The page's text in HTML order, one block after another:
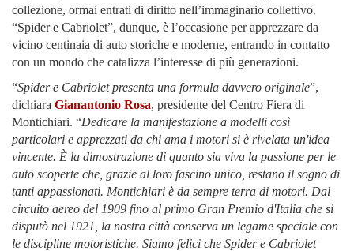
collezione, ormai entrati di diritto nell’immaginario collettivo.
“Spider e Cabriolet”, dunque, è l’occasione per apprezzare da
vicino centinaia di auto storiche e moderne, entrando in contatto
con un mondo che catalizza l’interesse di più generazioni.
“Spider e Cabriolet presenta una formula davvero originale”,
dichiara Gianantonio Rosa, presidente del Centro Fiera di
Montichiari. “Dedicare la manifestazione a modelli così
particolari e apprezzati da chi ama i motori si è rivelata un'idea
vincente. È la dimostrazione di quanto sia viva la passione per le
auto scoperte che, grazie al loro fascino unico, restano il sogno di
tanti appassionati. Montichiari è da sempre terra di motori. Dal
circuito aereo del 1909 fino al primo Gran Premio d'Italia che si
disputò nel 1921, la nostra città conserva un legame speciale con
le discipline motoristiche. Siamo felici che Spider e Cabriolet